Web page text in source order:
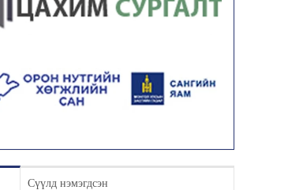
Сүүлд нэмэгдсэн